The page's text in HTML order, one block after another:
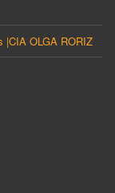
|CIA OLGA RORIZ